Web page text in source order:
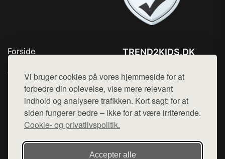
Vi bruger cookies på vores hjemmeside for at
forbedre din oplevelse, vise mere relevant
indhold og analysere trafikken. Kort sagt: for at
siden fungerer bedre – ikke for at være irriterende.
Cookie- og privatlivspolitik.
Accepter alle
Forside
Top Rabatter
Blog
Kontakt
TREND2KIDS.DK
Mail: hej@want.dk
Cookie- og privatlivspolitik
Denne side er en del af want.dk, der udgiver en række